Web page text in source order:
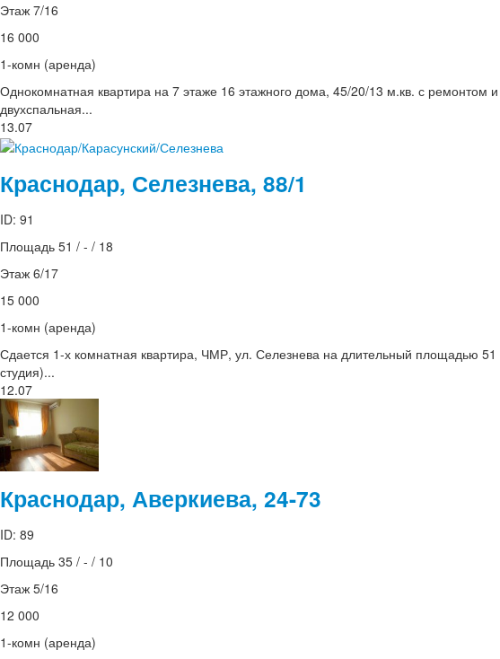
Этаж 7/16
16 000
1-комн (аренда)
Однокомнатная квартира на 7 этаже 16 этажного дома, 45/20/13 м.кв. с
двухспальная...
13.07
Краснодар, Селезнева, 88/1
ID: 91
Площадь 51 / - / 18
Этаж 6/17
15 000
1-комн (аренда)
Сдается 1-х комнатная квартира, ЧМР, ул. Селезнева на длительный площадью
студия)...
12.07
Краснодар, Аверкиева, 24-73
ID: 89
Площадь 35 / - / 10
Этаж 5/16
12 000
1-комн (аренда)